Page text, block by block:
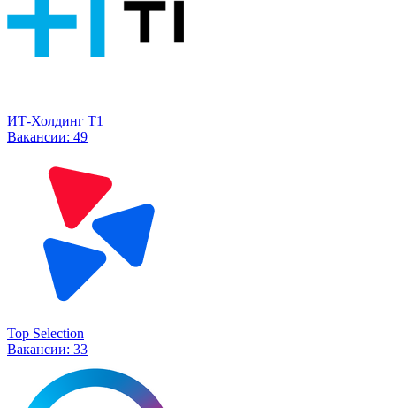
ИТ-Холдинг Т1
Вакансии: 49
Top Selection
Вакансии: 33